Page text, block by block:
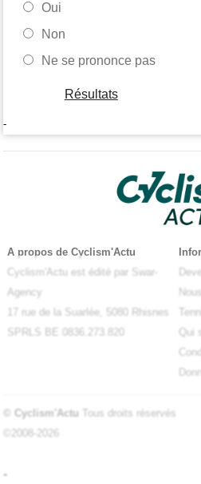
Oui
Non
Ne se prononce pas
Résultats
-
A propos de Cyclism'Actu
Cyclism'Actu est édité par Swar-
Agency
17 rue de la Suarlée, 5080 Rhisnes
SPRLS BE 0836.273.820
Qui
© Cyclism'Actu Tous droits réservés
©2008-2026
-